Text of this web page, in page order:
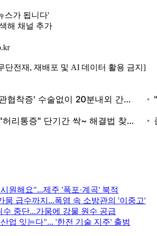
스가 됩니다'
해 채널 추가
단전재, 재배포 및 AI 데이터 활용 금지]
원해요"...제주 '폭포·계곡' 북적
뭄 급수까지...폭염 속 소방관의 '이중고'
수 중단...가뭄에 강물 원수 공급
업 잇는다"... '한전 기술 지주' 출범